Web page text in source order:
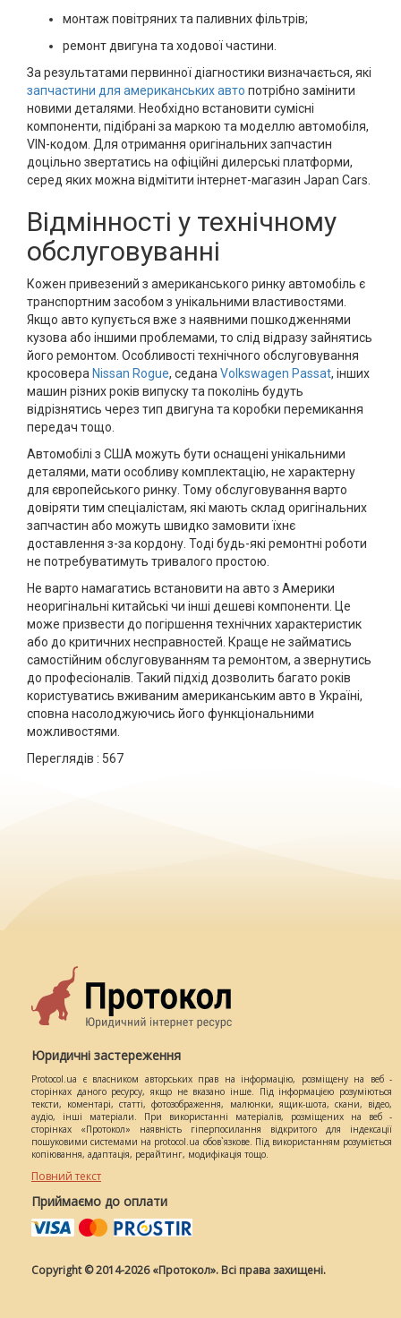
монтаж повітряних та паливних фільтрів;
ремонт двигуна та ходової частини.
За результатами первинної діагностики визначається, які
запчастини для американських авто потрібно замінити
новими деталями. Необхідно встановити сумісні
компоненти, підібрані за маркою та моделлю автомобіля,
VIN-кодом. Для отримання оригінальних запчастин
доцільно звертатись на офіційні дилерські платформи,
серед яких можна відмітити інтернет-магазин Japan Cars.
Відмінності у технічному
обслуговуванні
Кожен привезений з американського ринку автомобіль є
транспортним засобом з унікальними властивостями.
Якщо авто купується вже з наявними пошкодженнями
кузова або іншими проблемами, то слід відразу зайнятись
його ремонтом. Особливості технічного обслуговування
кросовера Nissan Rogue, седана Volkswagen Passat, інших
машин різних років випуску та поколінь будуть
відрізнятись через тип двигуна та коробки перемикання
передач тощо.
Автомобілі з США можуть бути оснащені унікальними
деталями, мати особливу комплектацію, не характерну
для європейського ринку. Тому обслуговування варто
довіряти тим спеціалістам, які мають склад оригінальних
запчастин або можуть швидко замовити їхнє
доставлення з-за кордону. Тоді будь-які ремонтні роботи
не потребуватимуть тривалого простою.
Не варто намагатись встановити на авто з Америки
неоригінальні китайські чи інші дешеві компоненти. Це
може призвести до погіршення технічних характеристик
або до критичних несправностей. Краще не займатись
самостійним обслуговуванням та ремонтом, а звернутись
до професіоналів. Такий підхід дозволить багато років
користуватись вживаним американським авто в Україні,
сповна насолоджуючись його функціональними
можливостями.
Переглядів : 567
Юридичні застереження
Protocol.ua є власником авторських прав на інформацію, розміщену на веб -
сторінках даного ресурсу, якщо не вказано інше. Під інформацією розуміються
тексти, коментарі, статті, фотозображення, малюнки, ящик-шота, скани, відео,
аудіо, інші матеріали. При використанні матеріалів, розміщених на веб -
сторінках «Протокол» наявність гіперпосилання відкритого для індексації
пошуковими системами на protocol.ua обов`язкове. Під використанням розуміється
копіювання, адаптація, рерайтинг, модифікація тощо.
Повний текст
Приймаємо до оплати
Copyright © 2014-2026 «Протокол». Всі права захищені.